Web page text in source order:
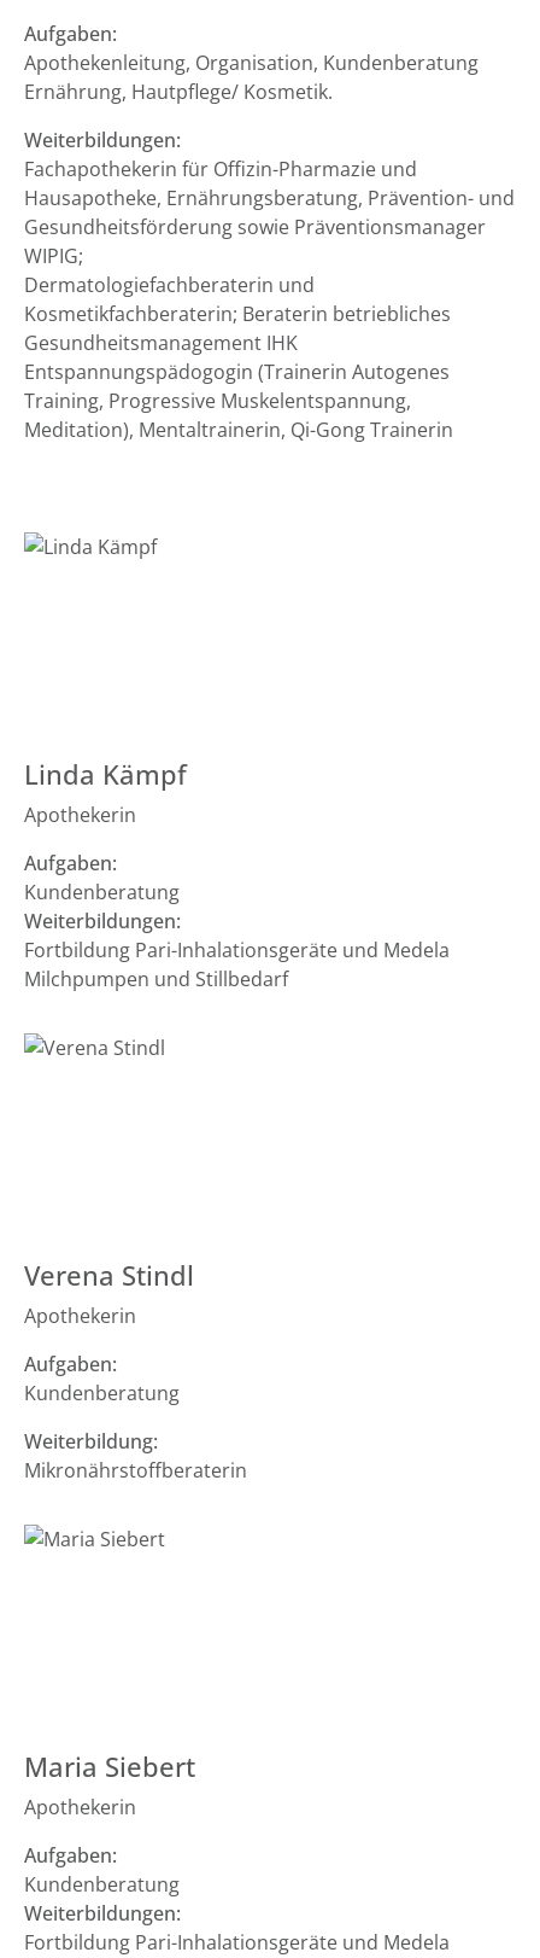
Aufgaben:
Apothekenleitung, Organisation, Kundenberatung
Ernährung, Hautpflege/ Kosmetik.
Weiterbildungen:
Fachapothekerin für Offizin-Pharmazie und
Hausapotheke, Ernährungsberatung, Prävention- und
Gesundheitsförderung sowie Präventionsmanager
WIPIG;
Dermatologiefachberaterin und
Kosmetikfachberaterin; Beraterin betriebliches
Gesundheitsmanagement IHK
Entspannungspädogogin (Trainerin Autogenes
Training, Progressive Muskelentspannung,
Meditation), Mentaltrainerin, Qi-Gong Trainerin
Linda Kämpf
Apothekerin
Aufgaben:
Kundenberatung
Weiterbildungen:
Fortbildung Pari-Inhalationsgeräte und Medela
Milchpumpen und Stillbedarf
Verena Stindl
Apothekerin
Aufgaben:
Kundenberatung
Weiterbildung:
Mikronährstoffberaterin
Maria Siebert
Apothekerin
Aufgaben:
Kundenberatung
Weiterbildungen:
Fortbildung Pari-Inhalationsgeräte und Medela